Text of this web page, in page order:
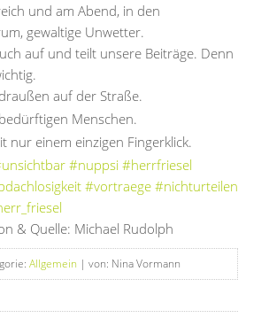
und am Abend, in den
gewaltige Unwetter.
auf und teilt unsere Beiträge. Denn
auf der Straße.
Menschen.
nur einem einzigen Fingerklick.
#nuppsi #herrfriesel
#vortraege #nichturteilen
& Quelle: Michael Rudolph
Allgemein | von: Nina Vormann